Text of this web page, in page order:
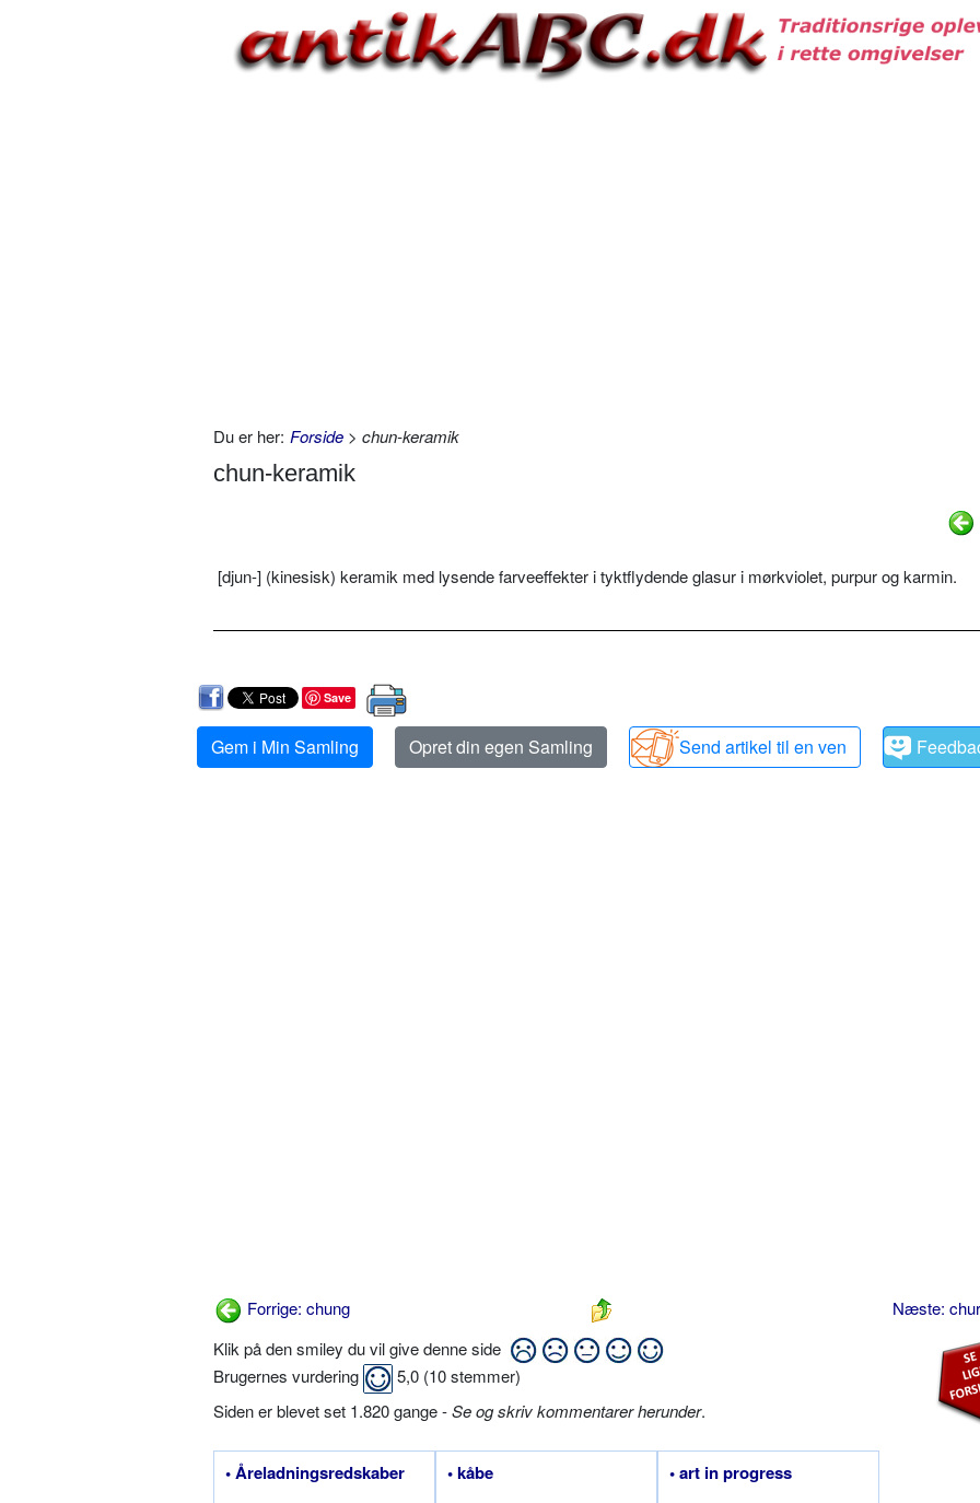
Du er her: Forside > chun-keramik
chun-keramik
[djun-] (kinesisk) keramik med lysende farveeffekter i tyktflydende glasur i mørkviolet, purpur og karmin.
Save
Gem i Min Samling Opret din egen Samling Send artikel til en ven
Forrige: chung
Næste:
Klik på den smiley du vil give denne side
Brugernes vurdering
5,0 (10stemmer)
Siden er blevet set 1.820 gange -Se og skriv kommentarer herunder.
• Åreladningsredskaber • kåbe • art in progress